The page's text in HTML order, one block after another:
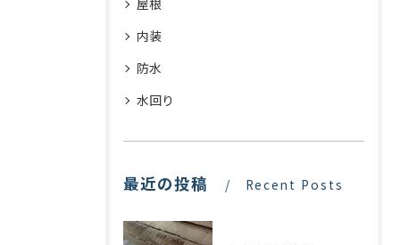
屋根
内装
防水
水回り
最近の投稿 Recent Posts